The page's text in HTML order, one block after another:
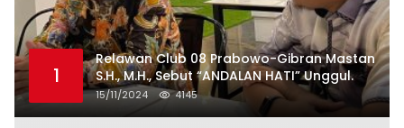
1
Relawan Club 08 Prabowo-Gibran Mastan
S.H., M.H., Sebut “ANDALAN HATI” Unggul.
15/11/2024 4145